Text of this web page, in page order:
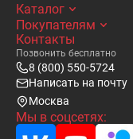
Каталог
Покупателям
Контакты
Позвонить бесплатно
8 (800) 550-5724
Написать на почту
Москва
Мы в соцсетях: